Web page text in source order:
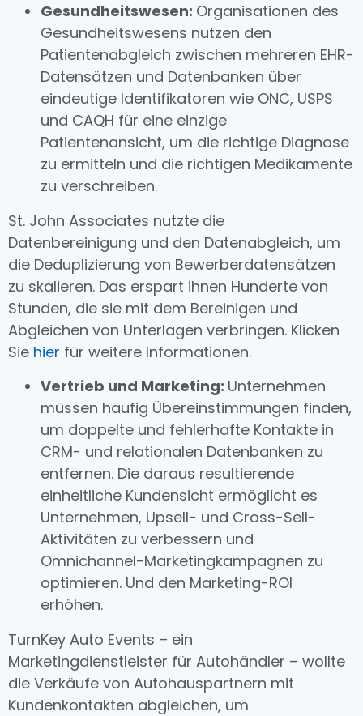
Gesundheitswesen: Organisationen des
Gesundheitswesens nutzen den
Patientenabgleich zwischen mehreren EHR-
Datensätzen und Datenbanken über
eindeutige Identifikatoren wie ONC, USPS
und CAQH für eine einzige
Patientenansicht, um die richtige Diagnose
zu ermitteln und die richtigen Medikamente
zu verschreiben.
St. John Associates nutzte die
Datenbereinigung und den Datenabgleich, um
die Deduplizierung von Bewerberdatensätzen
zu skalieren. Das erspart ihnen Hunderte von
Stunden, die sie mit dem Bereinigen und
Abgleichen von Unterlagen verbringen. Klicken
Sie hier für weitere Informationen.
Vertrieb und Marketing: Unternehmen
müssen häufig Übereinstimmungen finden,
um doppelte und fehlerhafte Kontakte in
CRM- und relationalen Datenbanken zu
entfernen. Die daraus resultierende
einheitliche Kundensicht ermöglicht es
Unternehmen, Upsell- und Cross-Sell-
Aktivitäten zu verbessern und
Omnichannel-Marketingkampagnen zu
optimieren. Und den Marketing-ROI
erhöhen.
TurnKey Auto Events – ein
Marketingdienstleister für Autohändler – wollte
die Verkäufe von Autohauspartnern mit
Kundenkontakten abgleichen, um